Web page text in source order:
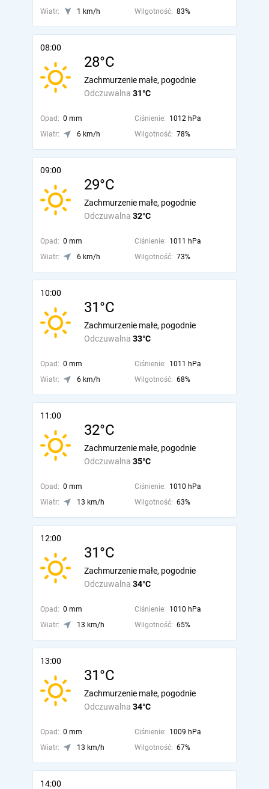
Wiatr: 1 km/h Wilgotność: 83%
08:00
28°C
Odczuwalna 31°C
Zachmurzenie małe, pogodnie
Opad: 0 mm Ciśnienie: 1012 hPa
Wiatr:
6 km/h Wilgotność: 78%
09:00
29°C
Odczuwalna 32°C
Zachmurzenie małe, pogodnie
Opad: 0 mm Ciśnienie: 1011 hPa
Wiatr:
6 km/h Wilgotność: 73%
10:00
31°C
Odczuwalna 33°C
Zachmurzenie małe, pogodnie
Opad: 0 mm Ciśnienie: 1011 hPa
Wiatr:
6 km/h Wilgotność: 68%
11:00
32°C
Odczuwalna 35°C
Zachmurzenie małe, pogodnie
Opad: 0 mm Ciśnienie: 1010 hPa
Wiatr:
13 km/h Wilgotność: 63%
12:00
31°C
Odczuwalna 34°C
Zachmurzenie małe, pogodnie
Opad: 0 mm Ciśnienie: 1010 hPa
Wiatr:
13 km/h Wilgotność: 65%
13:00
31°C
Odczuwalna 34°C
Zachmurzenie małe, pogodnie
Opad: 0 mm Ciśnienie: 1009 hPa
Wiatr:
13 km/h Wilgotność: 67%
14:00